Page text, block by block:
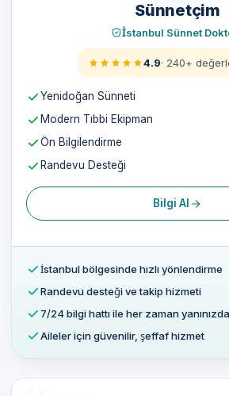
Sünnetçim
İstanbul Sünnet
4.9· 240+
Yenidoğan Sünneti
Modern Tıbbi Ekipman
Ön Bilgilendirme
Randevu Desteği
Bilgi Al
İstanbul bölgesinde hızlı yönlendirme
Randevu desteği ve takip hizmeti
7/24 bilgi hattı ile her zaman
Aileler için güvenilir, şeffaf hizmet